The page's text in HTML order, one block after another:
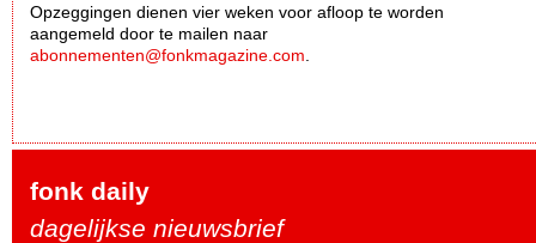
Opzeggingen dienen vier weken voor afloop te worden
aangemeld door te mailen naar
abonnementen@fonkmagazine.com
fonk daily
dagelijkse nieuwsbrief